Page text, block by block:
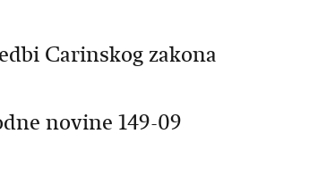
Carinskog zakona
novine 149-09